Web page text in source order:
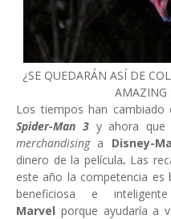
¿SE QUEDARÁN ASÍ DE
AMAZING
Los tiempos han
Spider-Man 3y ahora que
merchandisinga Disney-
dinero de la película. Las
este año la competencia es
beneficiosa e
Marvel porque ayudaría a